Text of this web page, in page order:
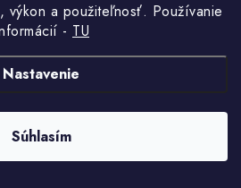
výkon a použiteľnosť. Používanie
- TU
Nastavenie
Súhlasím